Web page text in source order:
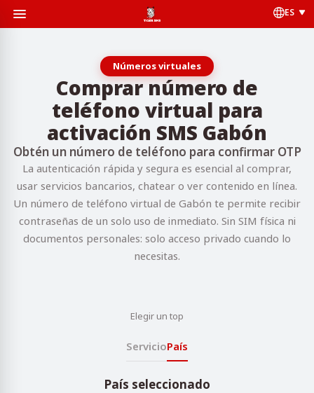
ES
Números virtuales
Comprar número de
teléfono virtual para
activación SMS Gabón
Obtén un número de teléfono para confirmar OTP
La autenticación rápida y segura es esencial al comprar,
usar servicios bancarios, chatear o ver contenido en línea.
Un número de teléfono virtual de Gabón te permite recibir
contraseñas de un solo uso de inmediato. Sin SIM física ni
documentos personales: solo acceso privado cuando lo
necesitas.
Elegir un top
ServicioPaís
País seleccionado